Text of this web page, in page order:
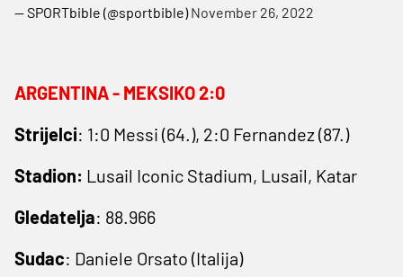
— SPORTbible (@sportbible)November 26, 2022
ARGENTINA - MEKSIKO 2:0
Strijelci: 1:0 Messi (64.), 2:0 Fernandez (87.)
Stadion: Lusail Iconic Stadium, Lusail, Katar
Gledatelja: 88.966
Sudac: Daniele Orsato (Italija)